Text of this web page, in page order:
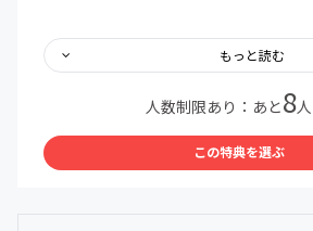
私が会員になっていますヨットクラブ
供します。
※滋賀の琵琶湖に来れる方で日程を合
ます。移動する
交通費や飲食などはご自身でご負担願
ません。不定期です。
もっと読む
人数制限あり：あと8
この特典を選ぶ